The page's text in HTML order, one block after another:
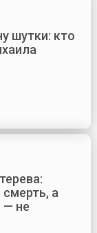
шутки: кто
а
— не